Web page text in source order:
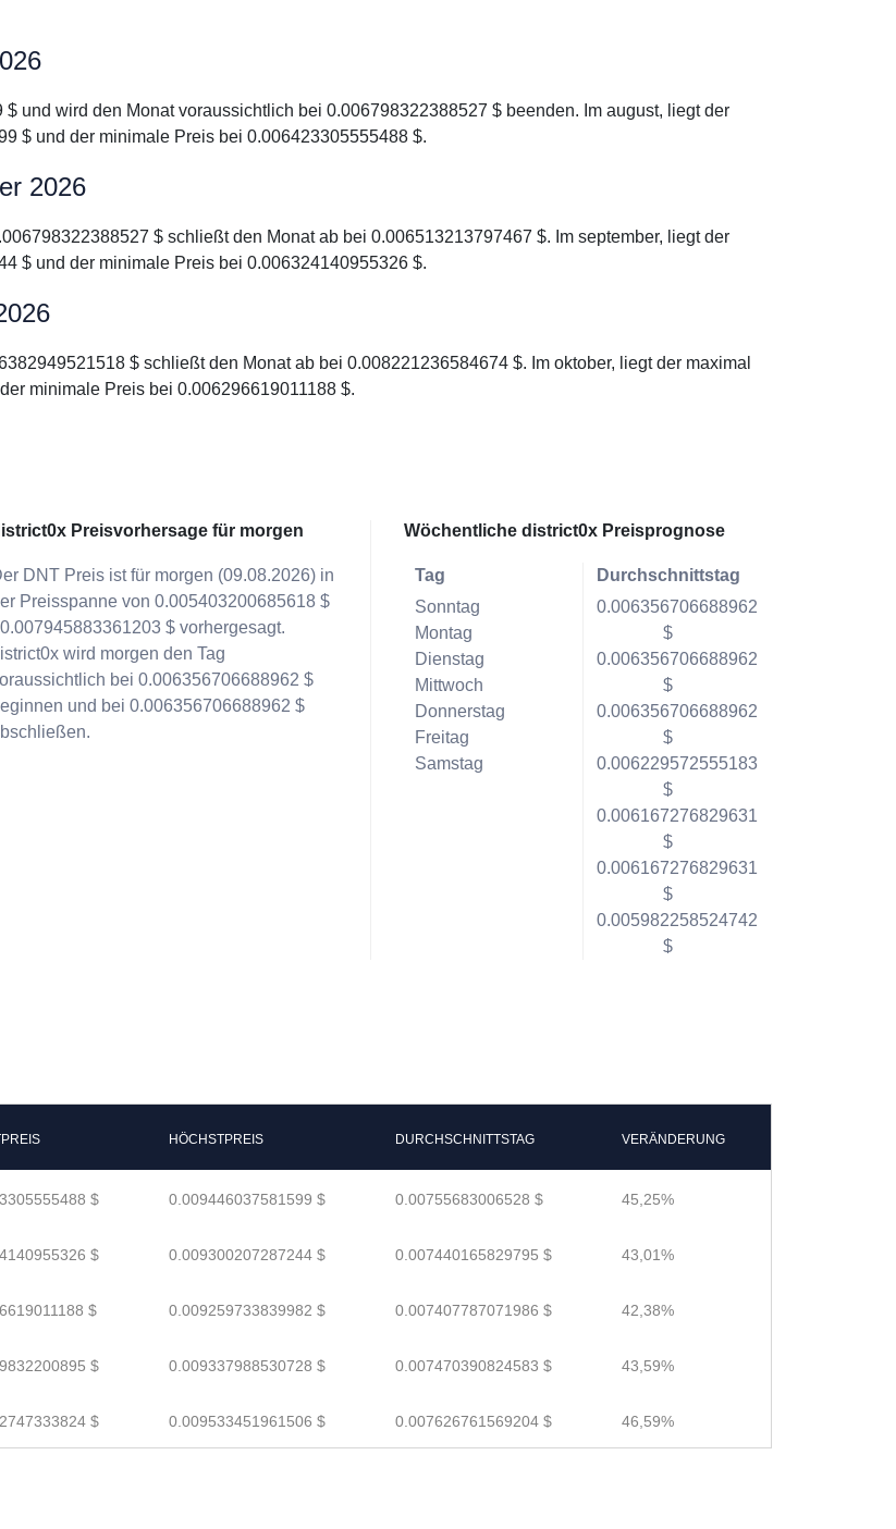
und wird den Monat voraussichtlich bei 0.006798322388527 $ beenden. Im august, liegt der
$ und der minimale Preis bei 0.006423305555488 $.
2026
$ schließt den Monat ab bei 0.006513213797467 $. Im september, liegt der
$ und der minimale Preis bei 0.006324140955326 $.
$ schließt den Monat ab bei 0.008221236584674 $. Im oktober, liegt der maximal
minimale Preis bei 0.006296619011188 $.
Preisvorhersage für morgen
DNT Preis ist für morgen (09.08.2026) in
Preisspanne von 0.005403200685618 $
$ vorhergesagt.
wird morgen den Tag
bei 0.006356706688962 $
und bei 0.006356706688962 $
Wöchentliche district0x Preisprognose
Tag
Sonntag
Montag
Dienstag
Mittwoch
Donnerstag
Freitag
Samstag
Durchschnittstag
0.006356706688962
$
0.006356706688962
$
0.006356706688962
$
0.006229572555183
$
0.006167276829631
$
0.006167276829631
$
0.005982258524742
$
HÖCHSTPREIS DURCHSCHNITTSTAG VERÄNDERUNG
$ 0.009446037581599 $ 0.00755683006528 $ 45,25%
$ 0.009300207287244 $ 0.007440165829795 $ 43,01%
$ 0.009259733839982 $ 0.007407787071986 $ 42,38%
$ 0.009337988530728 $ 0.007470390824583 $ 43,59%
$ 0.009533451961506 $ 0.007626761569204 $ 46,59%